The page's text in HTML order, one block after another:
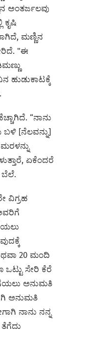
ಅಂತರ್ಜಲವು
ಕೃಷಿ
ಮಣ್ಣಿನ
"ಈ
ಹುಡುಕಾಟಕ್ಕೆ
“ನಾನು
[ನೆಲವನ್ನು]
ಏಕೆಂದರೆ
ವಿಗ್ರಹ
20 ಮಂದಿ
ಒಟ್ಟು ಸೇರಿ ಕೆರೆ
ಅನುಮತಿ
ಅನುಮತಿ
ನಾನು ನನ್ನ